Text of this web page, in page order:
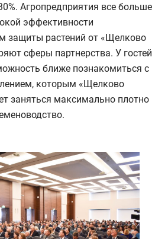
Агропредприятия все больше
эффективности
защиты растений от «Щелково
сферы партнерства. У гостей
ближе познакомиться с
которым «Щелково
заняться максимально плотно